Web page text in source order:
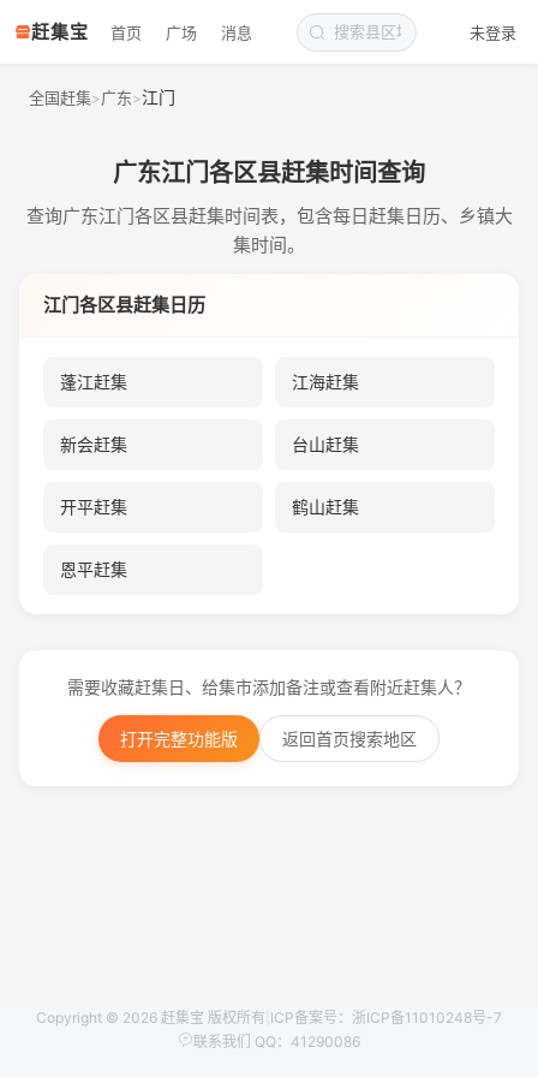
赶集宝 首页 广场 消息 未登录
全国赶集>广东>江门
广东江门各区县赶集时间查询
查询广东江门各区县赶集时间表，包含每日赶集日历、乡镇大
集时间。
江门各区县赶集日历
蓬江赶集 江海赶集
新会赶集 台山赶集
开平赶集 鹤山赶集
恩平赶集
需要收藏赶集日、给集市添加备注或查看附近赶集人？
打开完整功能版 返回首页搜索地区
Copyright © 2026 赶集宝 版权所有 ICP备案号：浙ICP备11010248号-7
联系我们 QQ：41290086